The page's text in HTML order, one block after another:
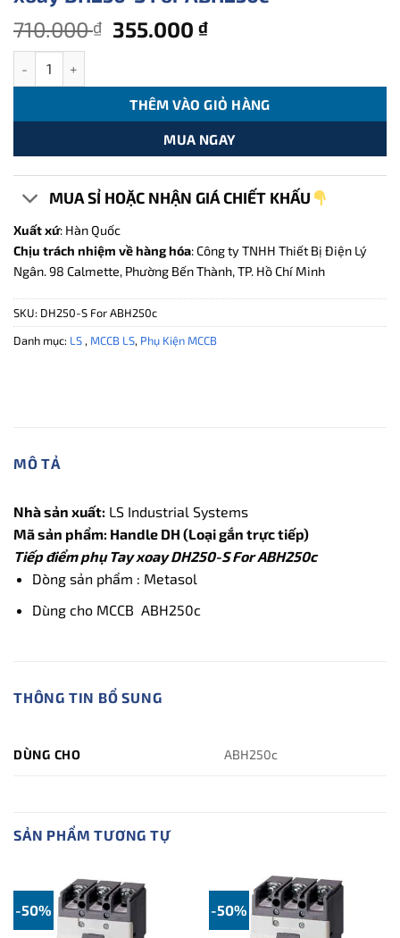
710.000₫ Giá
710.000 ₫.
355.000₫Giá
là:
355.000 ₫.
THÊM VÀO GIỎ HÀNG
MUA NGAY
MUA SỈ HOẶC NHẬN GIÁ CHIẾT KHẤU
Xuất xứ: Hàn Quốc
Chịu trách nhiệm về hàng hóa: Công ty TNHH Thiết Bị Điện Lý
Ngân. 98 Calmette, Phường Bến Thành, TP. Hồ Chí Minh
SKU: DH250-S For ABH250c
Danh mục: LS , MCCB LS, Phụ Kiện MCCB
MÔ TẢ
Nhà sản xuất: LS Industrial Systems
Mã sản phẩm: Handle DH (Loại gắn trực tiếp)
Tiếp điểm phụ Tay xoay DH250-S For ABH250c
Dòng sản phẩm : Metasol
Dùng cho MCCB ABH250c
THÔNG TIN BỔ SUNG
DÙNG CHO ABH250c
SẢN PHẨM TƯƠNG TỰ
-50% -50%